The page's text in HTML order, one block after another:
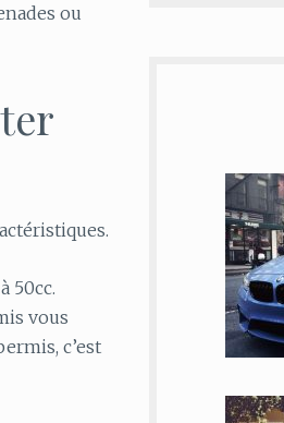
ou
50cc.
vous
c’est